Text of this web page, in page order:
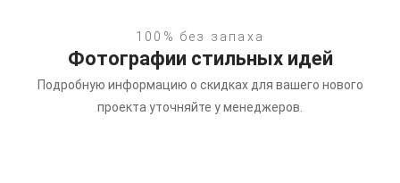
100% без запаха
Фотографии стильных идей
Подробную информацию о скидках для вашего нового
проекта уточняйте у менеджеров.